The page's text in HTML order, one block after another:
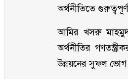
অর্থনীতিতে
আমির খসরু মাহমুদ
অর্থনীতির
উন্নয়নের সুফল ভোগ